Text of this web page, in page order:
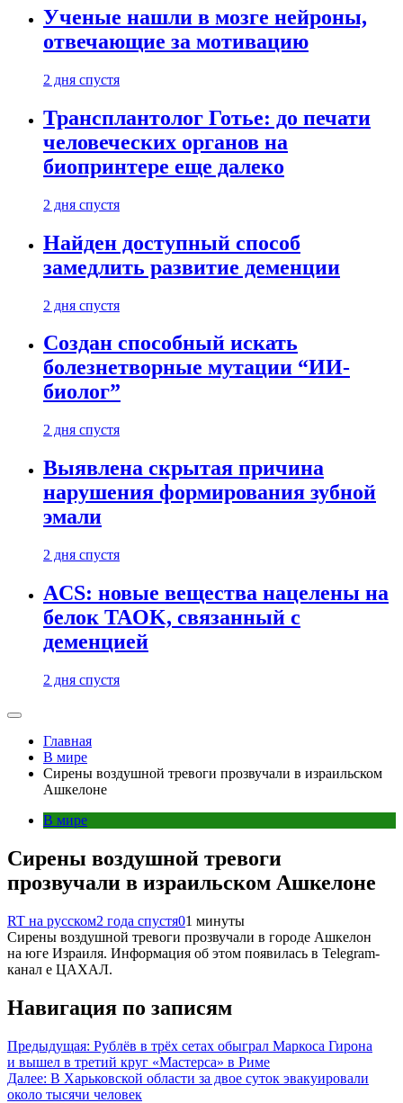
Ученые нашли в мозге нейроны,
отвечающие за мотивацию
2 дня спустя
Трансплантолог Готье: до печати
человеческих органов на
биопринтере еще далеко
2 дня спустя
Найден доступный способ
замедлить развитие деменции
2 дня спустя
Создан способный искать
болезнетворные мутации “ИИ-
биолог”
2 дня спустя
Выявлена скрытая причина
нарушения формирования зубной
эмали
2 дня спустя
ACS: новые вещества нацелены на
белок TAOK, связанный с
деменцией
2 дня спустя
Главная
В мире
Сирены воздушной тревоги прозвучали в израильском
Ашкелоне
В мире
Сирены воздушной тревоги
прозвучали в израильском Ашкелоне
RT на русском2 года спустя01 минуты
Сирены воздушной тревоги прозвучали в городе Ашкелон
на юге Израиля. Информация об этом появилась в Telegram-
канал е ЦАХАЛ.
Навигация по записям
Предыдущая: Рублёв в трёх сетах обыграл Маркоса Гирона
и вышел в третий круг «Мастерса» в Риме
Далее: В Харьковской области за двое суток эвакуировали
около тысячи человек